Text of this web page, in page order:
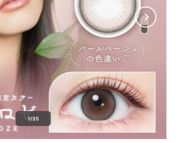
1/35